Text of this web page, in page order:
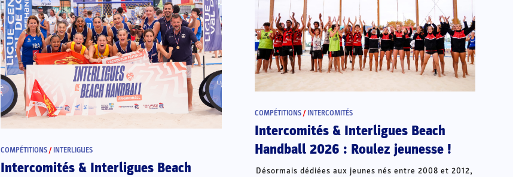
COMPÉTITIONS / INTERLIGUES
Intercomités & Interligues Beach
COMPÉTITIONS / INTERCOMITÉS
Intercomités & Interligues Beach
Handball 2026 : Roulez jeunesse !
Désormais dédiées aux jeunes nés entre 2008 et 2012,